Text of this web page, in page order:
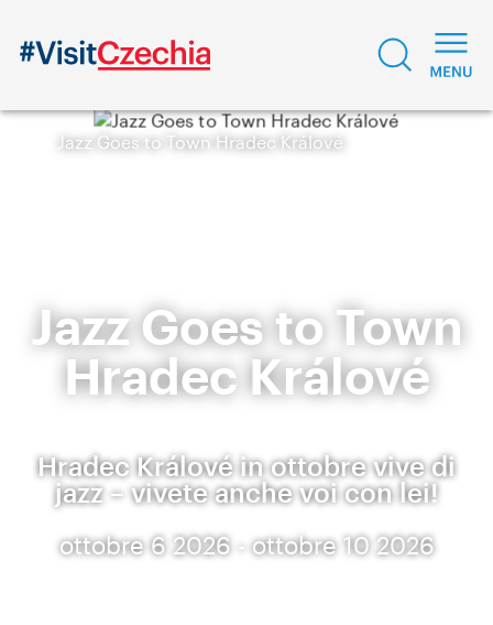
Jazz Goes to Town Hradec Králové
Jazz Goes to Town
Hradec Králové
Hradec Králové in ottobre vive di
jazz – vivete anche voi con lei!
ottobre 6 2026 - ottobre 10 2026